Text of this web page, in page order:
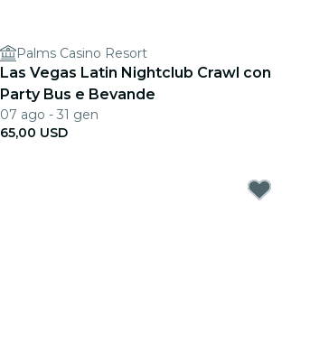
Palms Casino Resort
Las Vegas Latin Nightclub Crawl con
Party Bus e Bevande
07 ago - 31 gen
65,00 USD